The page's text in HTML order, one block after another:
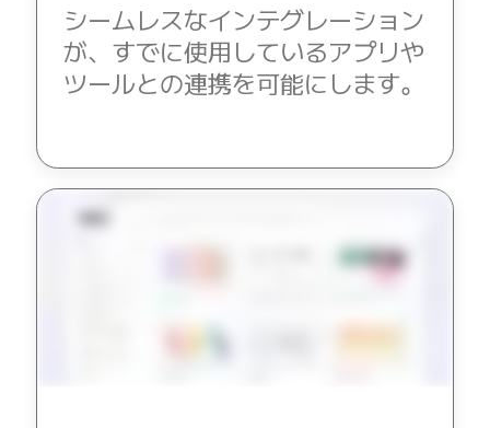
シームレスなインテグレーション
が、すでに使用しているアプリや
ツールとの連携を可能にします。